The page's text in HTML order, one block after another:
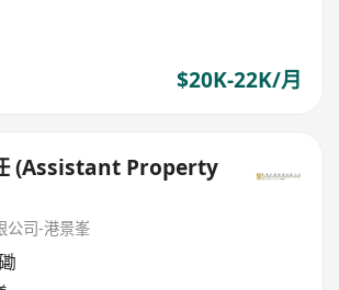
$20K-22K/月
(Assistant Property
公司-港景峯